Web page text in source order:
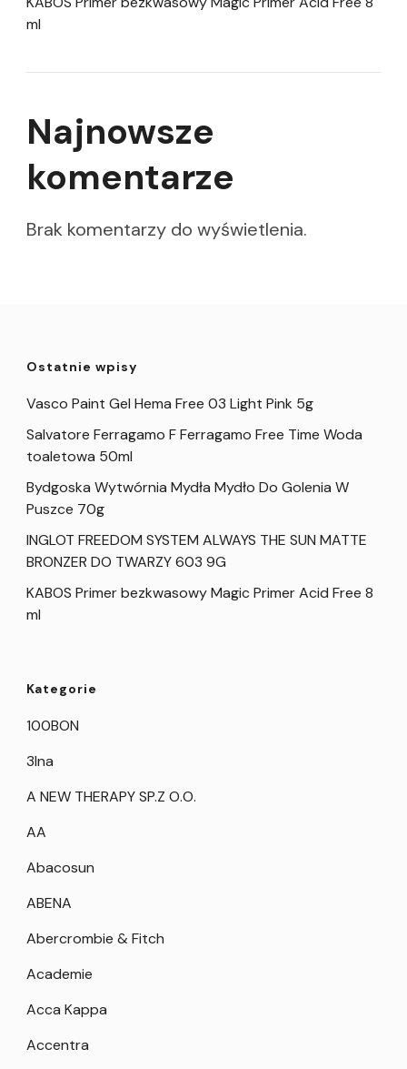
ml
Najnowsze
komentarze
Brak komentarzy do wyświetlenia.
Ostatnie wpisy
Vasco Paint Gel Hema Free 03 Light Pink 5g
Salvatore Ferragamo F Ferragamo Free Time Woda
toaletowa 50ml
Bydgoska Wytwórnia Mydła Mydło Do Golenia W
Puszce 70g
INGLOT FREEDOM SYSTEM ALWAYS THE SUN MATTE
BRONZER DO TWARZY 603 9G
KABOS Primer bezkwasowy Magic Primer Acid Free 8
ml
Kategorie
100BON
3Ina
A NEW THERAPY SP.Z O.O.
AA
Abacosun
ABENA
Abercrombie & Fitch
Academie
Acca Kappa
Accentra